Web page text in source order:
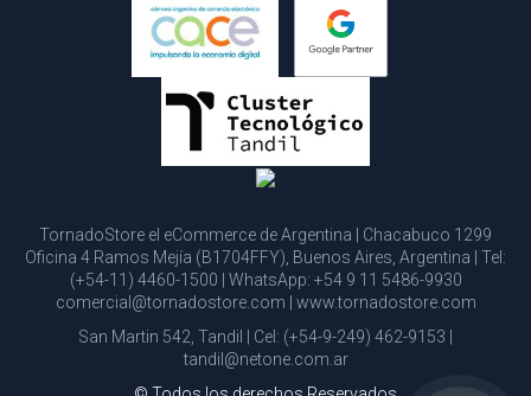
TornadoStore el eCommerce de Argentina | Chacabuco 1299
Oficina 4 Ramos Mejía (B1704FFY), Buenos Aires, Argentina | Tel:
(+54-11) 4460-1500 | WhatsApp: +54 9 11 5486-9930
comercial@tornadostore.com
www.tornadostore.com
San Martin 542, Tandil | Cel: (+54-9-249) 462-9153
tandil@netone.com.ar